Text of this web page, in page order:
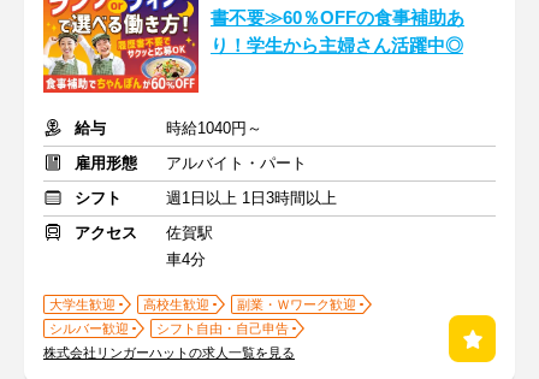
書不要≫60％OFFの食事補助あ
り！学生から主婦さん活躍中◎
給与
時給1040円～
雇用形態
アルバイト・パート
シフト
週1日以上 1日3時間以上
アクセス
佐賀駅
車4分
大学生歓迎 高校生歓迎
副業・Ｗワーク歓迎
シルバー歓迎
シフト自由・自己申告
株式会社リンガーハットの求人一覧を見る